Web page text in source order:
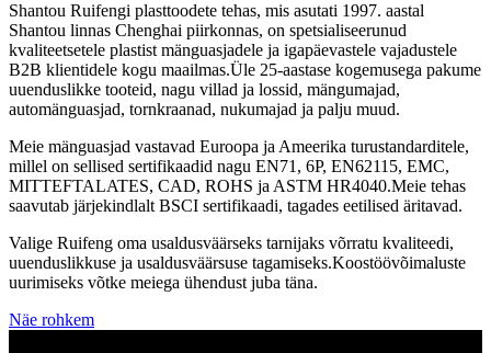
Shantou Ruifengi plasttoodete tehas, mis asutati 1997. aastal
Shantou linnas Chenghai piirkonnas, on spetsialiseerunud
kvaliteetsetele plastist mänguasjadele ja igapäevastele vajadustele
B2B klientidele kogu maailmas.Üle 25-aastase kogemusega pakume
uuenduslikke tooteid, nagu villad ja lossid, mängumajad,
automänguasjad, tornkraanad, nukumajad ja palju muud.
Meie mänguasjad vastavad Euroopa ja Ameerika turustandarditele,
millel on sellised sertifikaadid nagu EN71, 6P, EN62115, EMC,
MITTEFTALATES, CAD, ROHS ja ASTM HR4040.Meie tehas
saavutab järjekindlalt BSCI sertifikaadi, tagades eetilised äritavad.
Valige Ruifeng oma usaldusväärseks tarnijaks võrratu kvaliteedi,
uuenduslikkuse ja usaldusväärsuse tagamiseks.Koostöövõimaluste
uurimiseks võtke meiega ühendust juba täna.
Näe rohkem